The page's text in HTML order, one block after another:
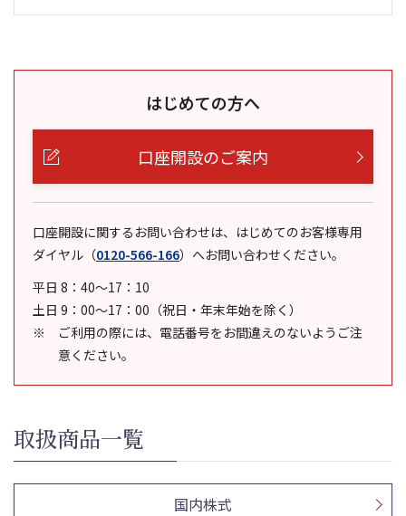
はじめての方へ
口座開設のご案内
口座開設に関するお問い合わせは、はじめてのお客様専用
ダイヤル （0120-566-166） へお問い合わせください。
平日 8：40～17：10
土日 9：00～17：00（祝日・年末年始を除く）
ご利用の際には、電話番号をお間違えのないようご注
意ください。
取扱商品一覧
国内株式